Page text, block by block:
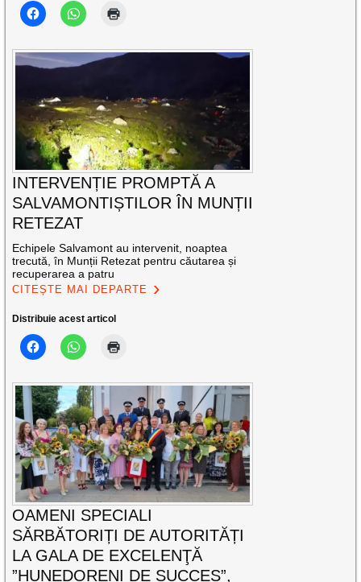
INTERVENȚIE PROMPTĂ A
SALVAMONTIȘTILOR ÎN MUNȚII
RETEZAT
Echipele Salvamont au intervenit, noaptea
trecută, în Munții Retezat pentru căutarea și
recuperarea a patru
CITEȘTE MAI DEPARTE
Distribuie acest articol
OAMENI SPECIALI
SĂRBĂTORIȚI DE AUTORITĂȚI
LA GALA DE EXCELENŢĂ
”HUNEDORENI DE SUCCES”,